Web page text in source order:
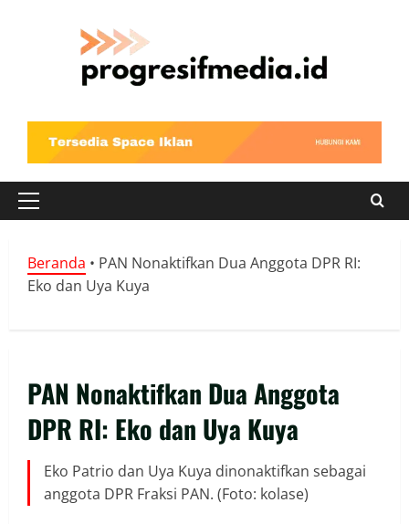
Primary
Beranda • PAN Nonaktifkan Dua Anggota DPR RI:
Eko dan Uya Kuya
PAN Nonaktifkan Dua Anggota
DPR RI: Eko dan Uya Kuya
Eko Patrio dan Uya Kuya dinonaktifkan sebagai
anggota DPR Fraksi PAN. (Foto: kolase)